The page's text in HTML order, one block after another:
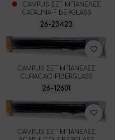
CAMPUS ΣΕΤ ΜΠΑΝΕΛΕΣ
CATALINA-FIBERGLASS
26-23423
CAMPUS ΣΕΤ ΜΠΑΝΕΛΕΣ
CURACAO-FIBERGLASS
26-12601
CAMPUS ΣΕΤ ΜΠΑΝΕΛΕΣ